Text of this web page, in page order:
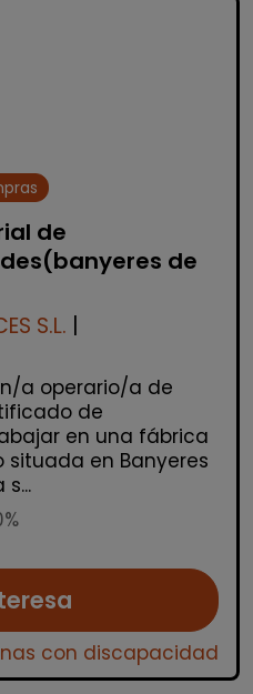
de
de
S.L.
a operario/a de
de
en una fábrica
en Banyeres
con discapacidad